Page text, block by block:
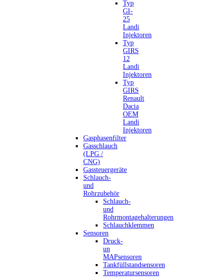
Typ
GI-
25
Landi
Injektoren
Typ
GIRS
12
Landi
Injektoren
Typ
GIRS
Renault
Dacia
OEM
Landi
Injektoren
Gasphasenfilter
Gasschlauch
(LPG /
CNG)
Gassteuergeräte
Schlauch-
und
Rohrzubehör
Schlauch-
und
Rohrmontagehalterungen
Schlauchklemmen
Sensoren
Druck-
un
MAPsensoren
Tankfüllstandsensoren
Temperatursensoren